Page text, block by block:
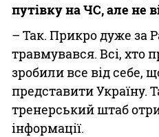
путівку на ЧС, але не
– Так. Прикро дуже за
травмувався. Всі, хто
зробили все від себе,
представити Україну.
тренерський штаб
інформації.